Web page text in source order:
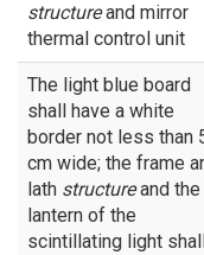
structureand mirror
thermal control unit
The light blue board
shall have a white
border not less than
cm wide; the frame
lath structureand the
lantern of the
scintillating light